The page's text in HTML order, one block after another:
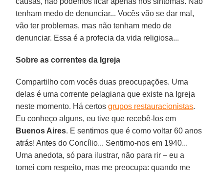
tenham medo de denunciar... Vocês vão se dar mal,
vão ter problemas, mas não tenham medo de
denunciar. Essa é a profecia da vida religiosa...
Sobre as correntes da Igreja
Compartilho com vocês duas preocupações. Uma
delas é uma corrente pelagiana que existe na Igreja
neste momento. Há certosgrupos restauracionistas.
Eu conheço alguns, eu tive que recebê-los em
Buenos Aires. E sentimos que é como voltar 60 anos
atrás! Antes do Concílio... Sentimo-nos em 1940...
Uma anedota, só para ilustrar, não para rir – eu a
tomei com respeito, mas me preocupa: quando me